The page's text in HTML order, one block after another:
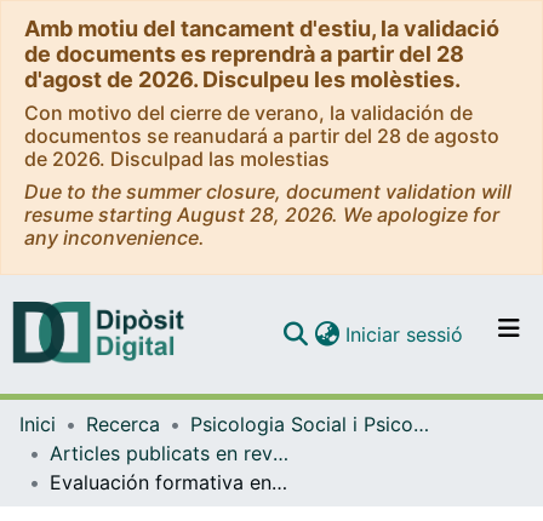
Amb motiu del tancament d'estiu, la validació
de documents es reprendrà a partir del 28
d'agost de 2026. Disculpeu les molèsties.
Con motivo del cierre de verano, la validación de
documentos se reanudará a partir del 28 de agosto
de 2026. Disculpad las molestias
Due to the summer closure, document validation will
resume starting August 28, 2026. We apologize for
any inconvenience.
Navega per tot el DD
Iniciar sessió (current)
Inici Recerca
Psicologia Social i Psicologia Quantitativa
Articles publicats en revistes (Psicologia Social i Psicologia Quantitativa)
Evaluación formativa en Educación Superior: Impacto en estudiantes con ansiedad a las matemáticas